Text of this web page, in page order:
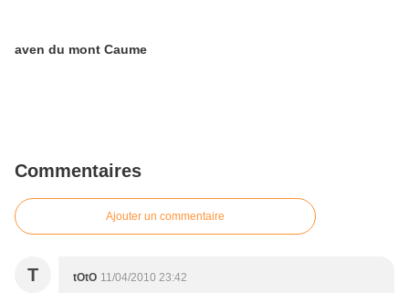
aven du mont Caume
Commentaires
Ajouter un commentaire
T tOtO 11/04/2010 23:42